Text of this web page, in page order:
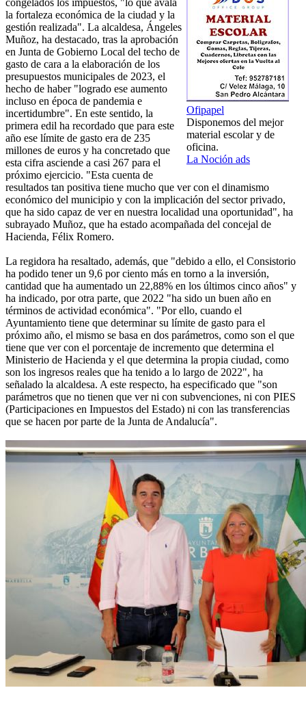
Ofipapel
Disponemos del mejor
material escolar y de
oficina.
La Noción ads
congelados los impuestos, "lo que avala
la fortaleza económica de la ciudad y la
gestión realizada". La alcaldesa, Ángeles
Muñoz, ha destacado, tras la aprobación
en Junta de Gobierno Local del techo de
gasto de cara a la elaboración de los
presupuestos municipales de 2023, el
hecho de haber "logrado ese aumento
incluso en época de pandemia e
incertidumbre". En este sentido, la
primera edil ha recordado que para este
año ese límite de gasto era de 235
millones de euros y ha concretado que
esta cifra asciende a casi 267 para el
próximo ejercicio. "Esta cuenta de
resultados tan positiva tiene mucho que ver con el dinamismo
económico del municipio y con la implicación del sector privado,
que ha sido capaz de ver en nuestra localidad una oportunidad", ha
subrayado Muñoz, que ha estado acompañada del concejal de
Hacienda, Félix Romero.
La regidora ha resaltado, además, que "debido a ello, el Consistorio
ha podido tener un 9,6 por ciento más en torno a la inversión,
cantidad que ha aumentado un 22,88% en los últimos cinco años" y
ha indicado, por otra parte, que 2022 "ha sido un buen año en
términos de actividad económica". "Por ello, cuando el
Ayuntamiento tiene que determinar su límite de gasto para el
próximo año, el mismo se basa en dos parámetros, como son el que
tiene que ver con el porcentaje de incremento que determina el
Ministerio de Hacienda y el que determina la propia ciudad, como
son los ingresos reales que ha tenido a lo largo de 2022", ha
señalado la alcaldesa. A este respecto, ha especificado que "son
parámetros que no tienen que ver ni con subvenciones, ni con PIES
(Participaciones en Impuestos del Estado) ni con las transferencias
que se hacen por parte de la Junta de Andalucía".